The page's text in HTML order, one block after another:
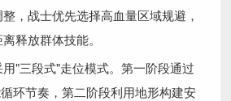
，战士优先选择高血量区域规避，
释放群体技能。
"三段式"走位模式。第一阶段通过
环节奏，第二阶段利用地形构建安